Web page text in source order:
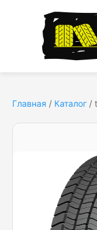
Главная / Каталог /